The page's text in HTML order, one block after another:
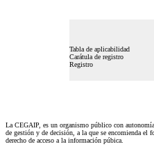
Tabla de aplicabilidad
Carátula de registro
Registro
La CEGAIP, es un organismo público con autonomía
de gestión y de decisión, a la que se encomienda el
derecho de acceso a la información púbica.